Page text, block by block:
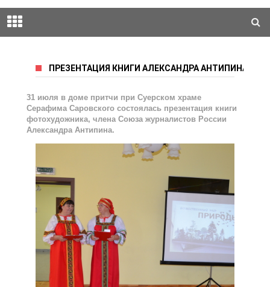
ПРЕЗЕНТАЦИЯ КНИГИ АЛЕКСАНДРА АНТИПИНА
31 июля в доме притчи при Суерском храме
Серафима Саровского состоялась презентация книги
фотохудожника, члена Союза журналистов России
Александра Антипина.